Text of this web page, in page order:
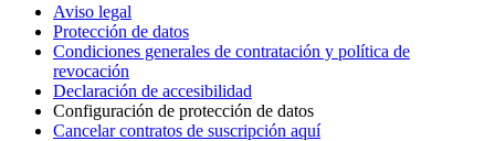
Aviso legal
Protección de datos
Condiciones generales de contratación y política de
revocación
Declaración de accesibilidad
Configuración de protección de datos
Cancelar contratos de suscripción aquí